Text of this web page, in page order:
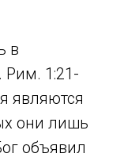
в
Рим. 1:21-
являются
они лишь
объявил